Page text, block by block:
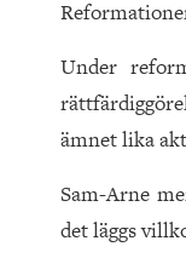
Under
ämnet lika
Sam-Arne
det läggs